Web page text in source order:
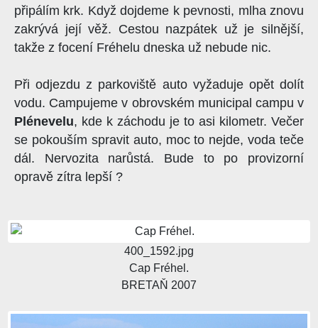
připálím krk. Když dojdeme k pevnosti, mlha znovu
zakrývá její věž. Cestou nazpátek už je silnější,
takže z focení Fréhelu dneska už nebude nic.
Při odjezdu z parkoviště auto vyžaduje opět dolít
vodu. Campujeme v obrovském municipal campu v
Plénevelu, kde k záchodu je to asi kilometr. Večer
se pokouším spravit auto, moc to nejde, voda teče
dál. Nervozita narůstá. Bude to po provizorní
opravě zítra lepší ?
400_1592.jpg
Cap Fréhel.
BRETAŇ 2007